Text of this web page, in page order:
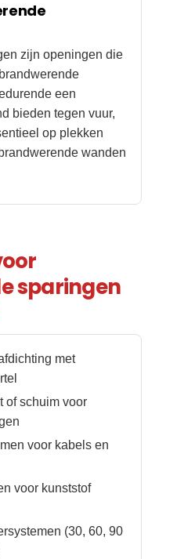
zijn openingen die
een
bieden tegen vuur,
op plekken
wanden
sparingen
met
of schuim voor
voor kabels en
voor kunststof
(30, 60, 90